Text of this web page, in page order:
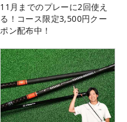
11月までのプレーに2回使え
る！コース限定3,500円クー
ポン配布中！